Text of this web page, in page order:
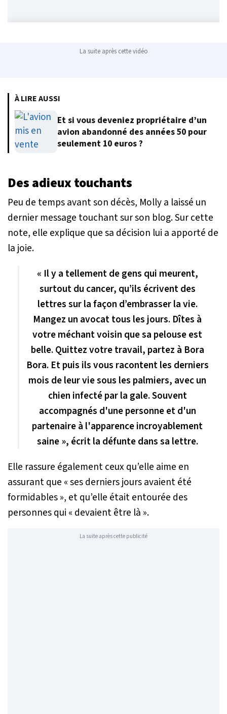
La suite après cette vidéo
À LIRE AUSSI
Et si vous deveniez propriétaire d’un
avion abandonné des années 50 pour
seulement 10 euros ?
Des adieux touchants
Peu de temps avant son décès, Molly a laissé un
dernier message touchant sur son blog. Sur cette
note, elle explique que sa décision lui a apporté de
la joie.
« Il y a tellement de gens qui meurent,
surtout du cancer, qu’ils écrivent des
lettres sur la façon d’embrasser la vie.
Mangez un avocat tous les jours. Dîtes à
votre méchant voisin que sa pelouse est
belle. Quittez votre travail, partez à Bora
Bora. Et puis ils vous racontent les derniers
mois de leur vie sous les palmiers, avec un
chien infecté par la gale. Souvent
accompagnés d'une personne et d'un
partenaire à l'apparence incroyablement
saine », écrit la défunte dans sa lettre.
Elle rassure également ceux qu’elle aime en
assurant que «ses derniers jours avaient été
formidables», et qu’elle était entourée des
personnes qui « devaient être là ».
La suite après cette publicité